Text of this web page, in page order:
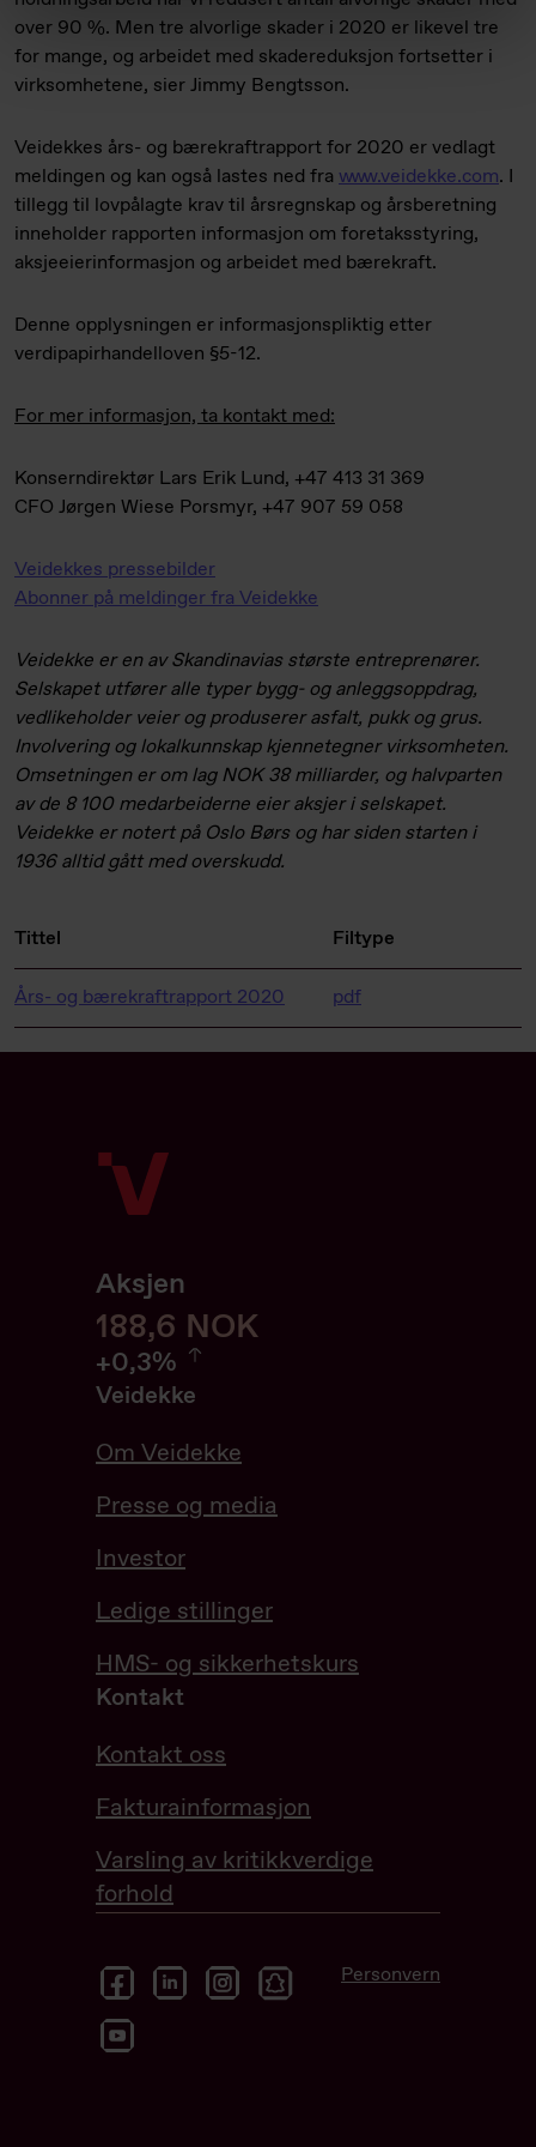
over 90 %. Men tre alvorlige skader i 2020 er likevel tre
for mange, og arbeidet med skadereduksjon fortsetter i
virksomhetene, sier Jimmy Bengtsson.
Veidekkes års- og bærekraftrapport for 2020 er vedlagt
meldingen og kan også lastes ned fra www.veidekke.com. I
tillegg til lovpålagte krav til årsregnskap og årsberetning
inneholder rapporten informasjon om foretaksstyring,
aksjeeierinformasjon og arbeidet med bærekraft.
Denne opplysningen er informasjonspliktig etter
verdipapirhandelloven §5-12.
For mer informasjon, ta kontakt med:
Konserndirektør Lars Erik Lund, +47 413 31 369
CFO Jørgen Wiese Porsmyr, +47 907 59 058
Veidekkes pressebilder
Abonner på meldinger fra Veidekke
Veidekke er en av Skandinavias største entreprenører.
Selskapet utfører alle typer bygg- og anleggsoppdrag,
vedlikeholder veier og produserer asfalt, pukk og grus.
Involvering og lokalkunnskap kjennetegner virksomheten.
Omsetningen er om lag NOK 38 milliarder, og halvparten
av de 8 100 medarbeiderne eier aksjer i selskapet.
Veidekke er notert på Oslo Børs og har siden starten i
1936 alltid gått med overskudd.
Tittel Filtype
Års- og bærekraftrapport 2020 pdf
Aksjen
188,6 NOK188,6
+0,3%
0.32%
Veidekke
Om Veidekke
Presse og media
Investor
Ledige stillinger
HMS- og sikkerhetskurs
Kontakt
Kontakt oss
Fakturainformasjon
Varsling av kritikkverdige
forhold
facebooklinkedininstagramsnapchat
youtube
Personvern